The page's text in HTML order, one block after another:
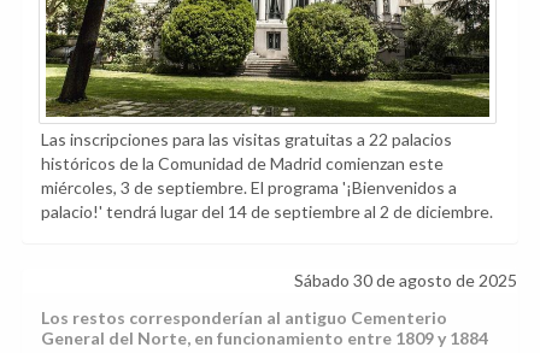
Las inscripciones para las visitas gratuitas a 22 palacios
históricos de la Comunidad de Madrid comienzan este
miércoles, 3 de septiembre. El programa '¡Bienvenidos a
palacio!' tendrá lugar del 14 de septiembre al 2 de diciembre.
Sábado 30 de agosto de 2025
Los restos corresponderían al antiguo Cementerio
General del Norte, en funcionamiento entre 1809 y 1884